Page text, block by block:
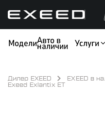
МоделиАвто в
наличии Услуги
Дилер EXEED EXEED в
Exeed Exlantix ET